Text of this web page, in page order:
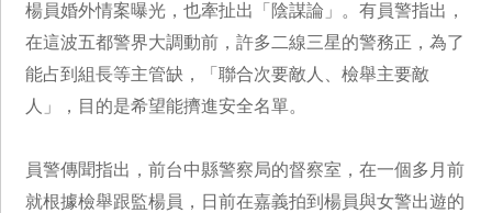
楊員婚外情案曝光，也牽扯出「陰謀論」。有員警指出，
在這波五都警界大調動前，許多二線三星的警務正，為了
能占到組長等主管缺，「聯合次要敵人、檢舉主要敵
人」，目的是希望能擠進安全名單。
員警傳聞指出，前台中縣警察局的督察室，在一個多月前
就根據檢舉跟監楊員，日前在嘉義拍到楊員與女警出遊的